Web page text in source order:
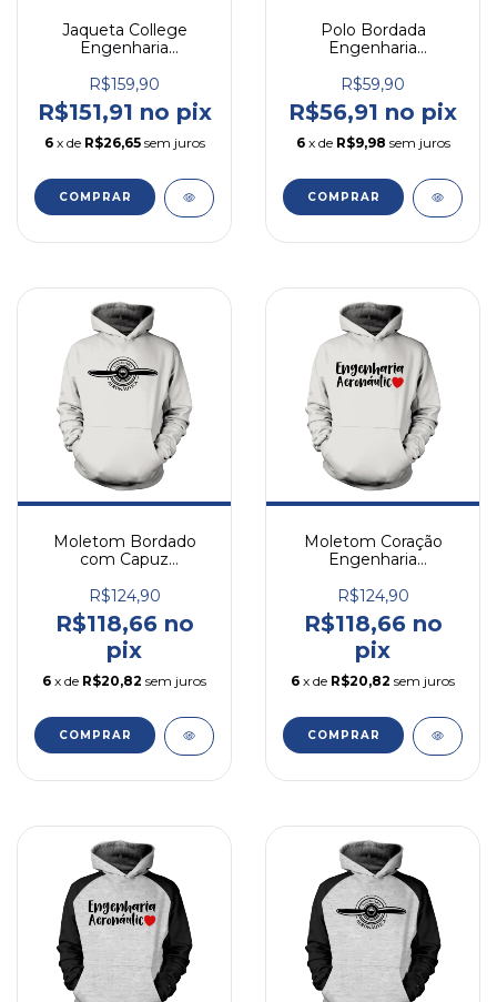
Jaqueta College
Engenharia
R$159,90
R$151,91 no pix
6 x de R$26,65 sem juros
COMPRAR
Polo Bordada
Engenharia
R$59,90
R$56,91 no pix
6 x de R$9,98 sem juros
COMPRAR
Moletom Bordado
com Capuz
Aeronáutica
R$124,90
R$118,66 no
pix
6 x de R$20,82 sem juros
COMPRAR
Moletom Coração
Engenharia
R$124,90
R$118,66 no
pix
6 x de R$20,82 sem juros
COMPRAR